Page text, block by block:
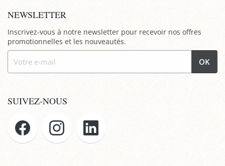
NEWSLETTER
Inscrivez-vous à notre newsletter pour recevoir nos offres
promotionnelles et les nouveautés.
OK
SUIVEZ-NOUS